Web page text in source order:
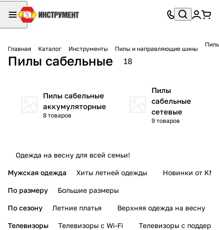
Главная Каталог Инструменты Пилы и направляющие шины
Пилы сабельные 18
Пилы сабельные
аккумуляторные
8 товаров
Пилы
сабельные
сетевые
9 товаров
Одежда на весну для всей семьи!
Мужская одежда Хиты летней одежды Новинки от KMI
По размеру Большие размеры
По сезону Летние платья Верхняя одежда на весну
Телевизоры Телевизоры с Wi-Fi Телевизоры с